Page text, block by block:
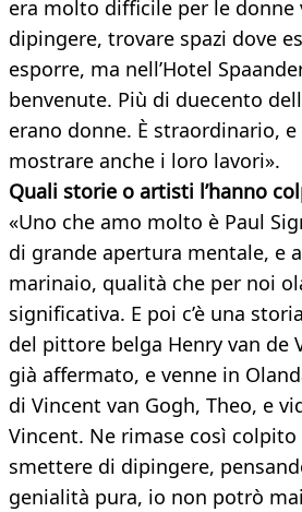
era molto difficile per le donne
dipingere, trovare spazi dove
esporre, ma nell’Hotel
benvenute. Più di duecento
erano donne. È straordinario,
mostrare anche i loro lavori».
Quali storie o artisti l’hanno
«Uno che amo molto è Paul
di grande apertura mentale, e
marinaio, qualità che per noi
significativa. E poi c’è una
del pittore belga Henry van de
già affermato, e venne in
di Vincent van Gogh, Theo, e
Vincent. Ne rimase così colpito
smettere di dipingere,
genialità pura, io non potrò